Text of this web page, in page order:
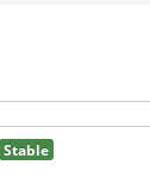
Stable